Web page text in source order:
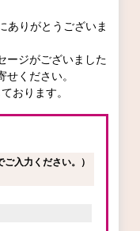
f
ありがとうございま
ージがございました
せください。
おります。
入力ください。）